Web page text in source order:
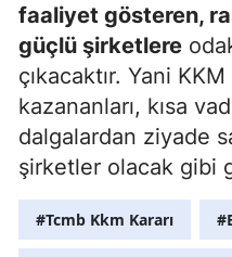
faaliyet gösteren,
güçlü şirketlere
çıkacaktır. Yani
kazananları, kısa
dalgalardan ziyade
şirketler olacak gibi
#Tcmb Kkm Kararı